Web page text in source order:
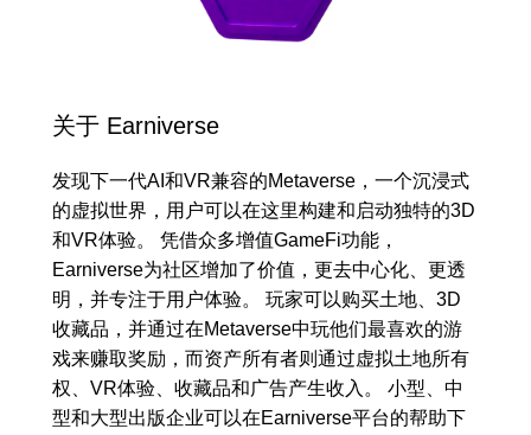
关于 Earniverse
发现下一代AI和VR兼容的Metaverse，一个沉浸式
的虚拟世界，用户可以在这里构建和启动独特的3D
和VR体验。 凭借众多增值GameFi功能，
Earniverse为社区增加了价值，更去中心化、更透
明，并专注于用户体验。 玩家可以购买土地、3D
收藏品，并通过在Metaverse中玩他们最喜欢的游
戏来赚取奖励，而资产所有者则通过虚拟土地所有
权、VR体验、收藏品和广告产生收入。 小型、中
型和大型出版企业可以在Earniverse平台的帮助下